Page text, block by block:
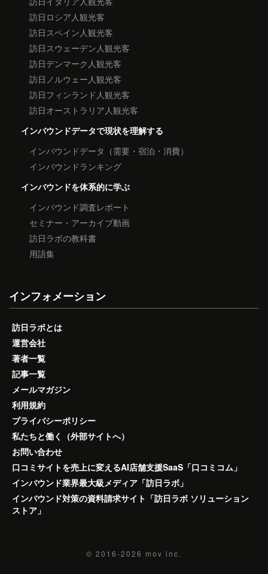
訪日ロシア人観光客
訪日スペイン人観光客
訪日スウェーデン人観光客
訪日デンマーク人観光客
訪日ノルウェー人観光客
訪日フィンランド人観光客
訪日オーストラリア人観光客
インバウンドデータで現状を理解する
インバウンドデータ（需要・宿泊・消費）
インバウンドランキング
インバウンドを体系的に学ぶ
インバウンド調査レポート
セミナー・アーカイブ動画
訪日ラボの教科書
用語集
インフォメーション
訪日ラボとは
運営会社
著者一覧
記事一覧
メールマガジン
利用規約
プライバシーポリシー
私たちと働く（外部サイトへ）
お問い合わせ
口コミサイトを売上に変えるAI店舗支援SaaS「口コミコム」
インバウンド業界最大級メディア「訪日ラボ」
インバウンド対策の資料請求サイト「訪日ラボ ソリューション
ストア」
© 2016-2026 mov inc.